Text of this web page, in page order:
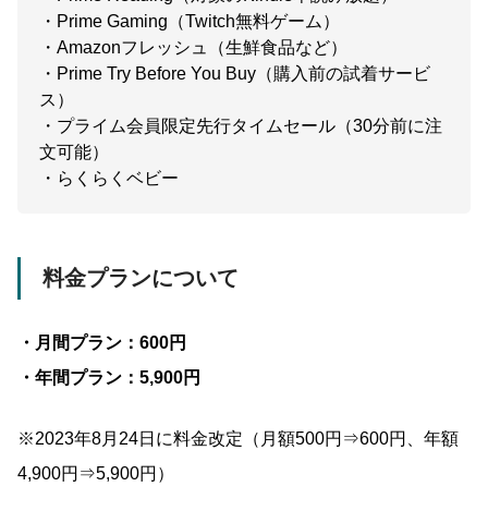
・Prime Gaming（Twitch無料ゲーム）
・Amazonフレッシュ（生鮮食品など）
・Prime Try Before You Buy（購入前の試着サービ
ス）
・プライム会員限定先行タイムセール（30分前に注
文可能）
・らくらくベビー
料金プランについて
・月間プラン：600円
・年間プラン：5,900円
※2023年8月24日に料金改定（月額500円⇒600円、年額
4,900円⇒5,900円）